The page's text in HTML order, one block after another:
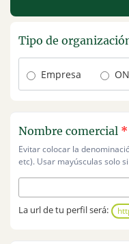
Tipo de
Empresa
Nombre comercial *
Evitar colocar la
etc). Usar mayúsculas solo
La url de tu perfil será: